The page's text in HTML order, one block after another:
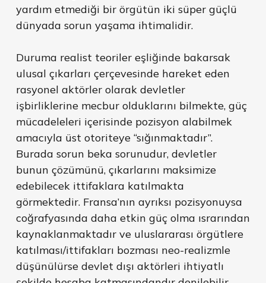
yardım etmediği bir örgütün iki süper güçlü
dünyada sorun yaşama ihtimalidir.
Duruma realist teoriler eşliğinde bakarsak
ulusal çıkarları çerçevesinde hareket eden
rasyonel aktörler olarak devletler
işbirliklerine mecbur olduklarını bilmekte, güç
mücadeleleri içerisinde pozisyon alabilmek
amacıyla üst otoriteye “sığınmaktadır”.
Burada sorun beka sorunudur, devletler
bunun çözümünü, çıkarlarını maksimize
edebilecek ittifaklara katılmakta
görmektedir. Fransa’nın ayrıksı pozisyonuysa
coğrafyasında daha etkin güç olma ısrarından
kaynaklanmaktadır ve uluslararası örgütlere
katılması/ittifakları bozması neo-realizmle
düşünülürse devlet dışı aktörleri ihtiyatlı